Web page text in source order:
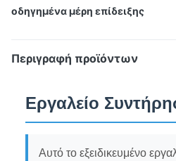
οδηγημένα μέρη επίδειξης
Περιγραφή προϊόντων
Εργαλείο
Αυτό το εξειδικευμένο